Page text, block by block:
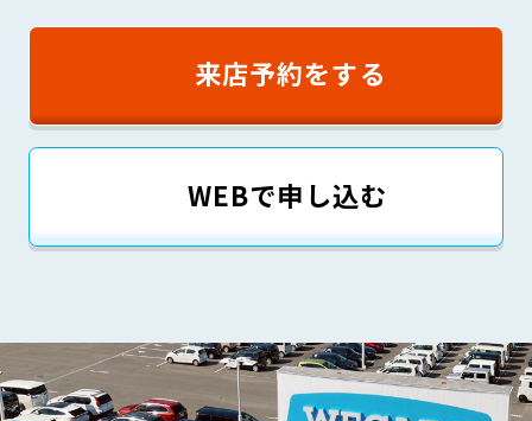
来店予約をする
WEBで申し込む